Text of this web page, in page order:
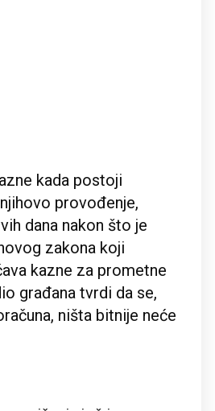
kada postoji
provođenje,
dana nakon što je
zakona koji
kazne za prometne
građana tvrdi da se,
ništa bitnije neće